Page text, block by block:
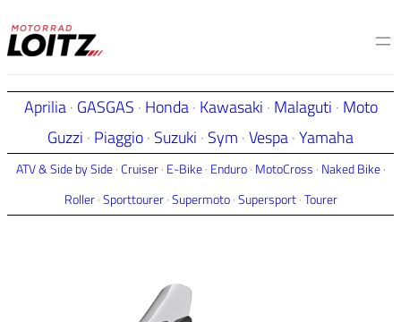
Zum
Inhalt
Aprilia· GASGAS · Honda· Kawasaki · Malaguti · Moto
Guzzi · Piaggio· Suzuki · Sym ·Vespa·Yamaha
ATV & Side by Side·Cruiser· E-Bike· Enduro· MotoCross · Naked Bike·
Roller·Sporttourer·Supermoto·Supersport·Tourer